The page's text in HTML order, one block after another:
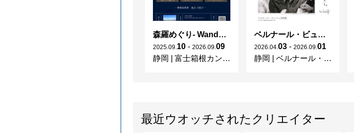
森羅めぐり- Wandering in Shinra -
2025 09 10 - 2026 09 09
静岡
富士箱根カントリークラブ
ベルナール・ビュフェと写真 ーカメラがとらえたビュフェとその時代、そして21 世紀へ
2026 04 03 - 2026 09 01
静岡
ベルナール・ビュフェ美術館
最近ウオッチされたクリエイター